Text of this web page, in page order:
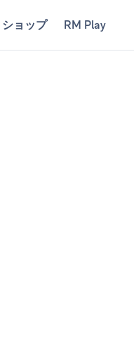
ショップ RM Play